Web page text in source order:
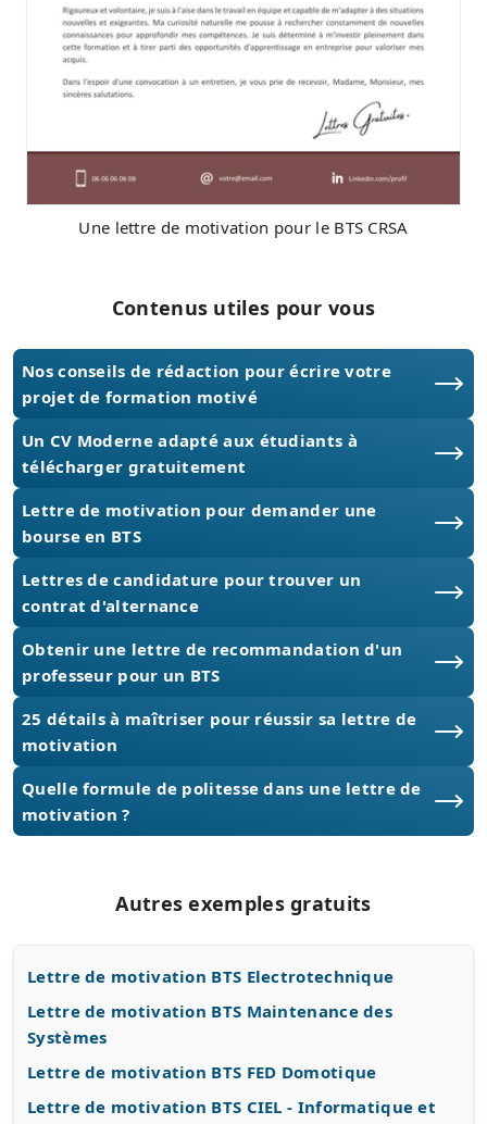
Une lettre de motivation pour le BTS CRSA
Contenus utiles pour vous
Nos conseils de rédaction pour écrire votre
projet de formation motivé
Un CV Moderne adapté aux étudiants à
télécharger gratuitement
Lettre de motivation pour demander une
bourse en BTS
Lettres de candidature pour trouver un
contrat d'alternance
Obtenir une lettre de recommandation d'un
professeur pour un BTS
25 détails à maîtriser pour réussir sa lettre de
motivation
Quelle formule de politesse dans une lettre de
motivation ?
Autres exemples gratuits
Lettre de motivation BTS Electrotechnique
Lettre de motivation BTS Maintenance des
Systèmes
Lettre de motivation BTS FED Domotique
Lettre de motivation BTS CIEL - Informatique et